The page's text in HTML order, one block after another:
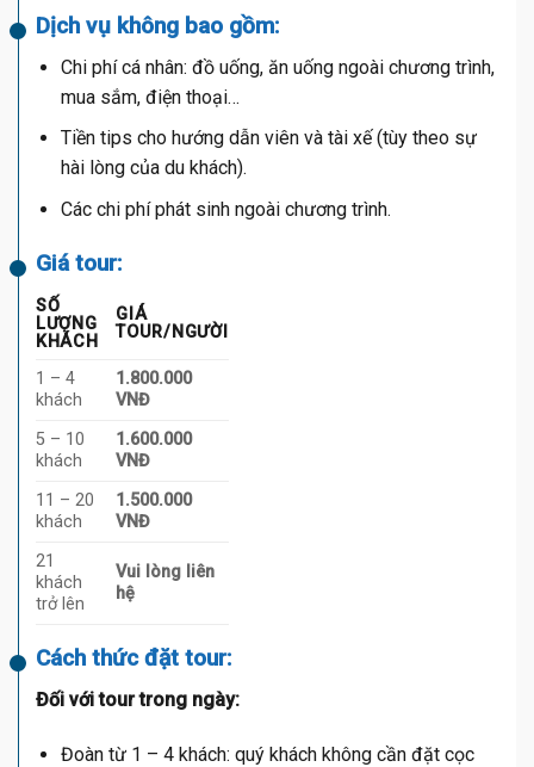
Dịch vụ không bao gồm:
Chi phí cá nhân: đồ uống, ăn uống ngoài chương trình,
mua sắm, điện thoại…
Tiền tips cho hướng dẫn viên và tài xế (tùy theo sự
hài lòng của du khách).
Các chi phí phát sinh ngoài chương trình.
Giá tour:
SỐ
LƯỢNG
KHÁCH
GIÁ
TOUR/NGƯỜI
1 – 4
khách
1.800.000
VNĐ
5 – 10
khách
1.600.000
VNĐ
11 – 20
khách
1.500.000
VNĐ
21
khách
trở lên
Vui lòng liên
hệ
Cách thức đặt tour:
Đối với tour trong ngày:
Đoàn từ 1 – 4 khách: quý khách không cần đặt cọc